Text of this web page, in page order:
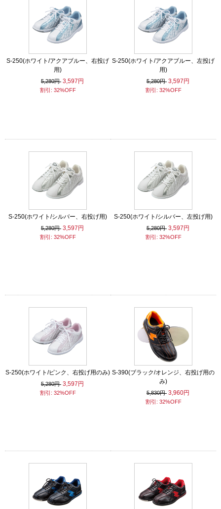
S-250(ホワイト/アクアブルー、右投げ
用)
5,280円 3,597円
割引: 32%OFF
S-250(ホワイト/アクアブルー、左投げ
用)
5,280円 3,597円
割引: 32%OFF
S-250(ホワイト/シルバー、右投げ用)
5,280円 3,597円
割引: 32%OFF
S-250(ホワイト/シルバー、左投げ用)
5,280円 3,597円
割引: 32%OFF
S-250(ホワイト/ピンク、右投げ用のみ)
5,280円 3,597円
割引: 32%OFF
S-390(ブラック/オレンジ、右投げ用の
み)
5,830円 3,960円
割引: 32%OFF